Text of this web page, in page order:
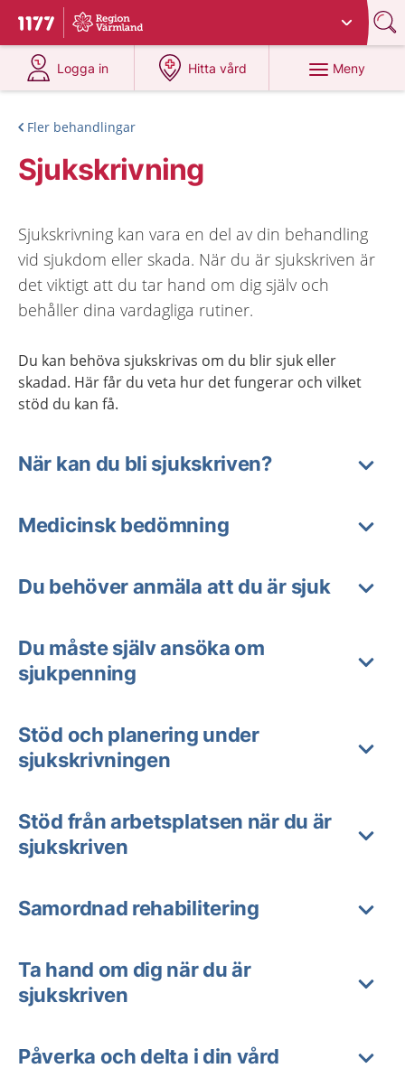
Till startsidan för 1177
Du har valt region
Logga in
på 1177.se
Hitta vård
på 1177.se
Meny
Fler behandlingar
Sjukskrivning
Sjukskrivning kan vara en del av din behandling
vid sjukdom eller skada. När du är sjukskriven är
det viktigt att du tar hand om dig själv och
behåller dina vardagliga rutiner.
Du kan behöva sjukskrivas om du blir sjuk eller
skadad. Här får du veta hur det fungerar och vilket
stöd du kan få.
När kan du bli sjukskriven?
Medicinsk bedömning
Du behöver anmäla att du är sjuk
Du måste själv ansöka om
sjukpenning
Stöd och planering under
sjukskrivningen
Stöd från arbetsplatsen när du är
sjukskriven
Samordnad rehabilitering
Ta hand om dig när du är
sjukskriven
Påverka och delta i din vård